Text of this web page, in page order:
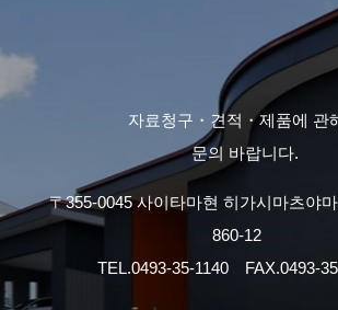
자료청구・견적・제품에 관
문의 바랍니다.
〒355-0045 사이타마현 히가시마츠야
860-12
TEL.0493-35-1140 FAX.0493-